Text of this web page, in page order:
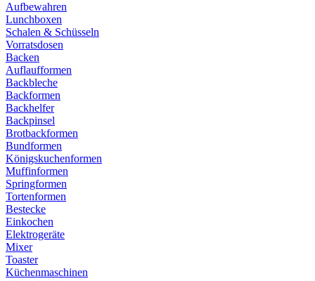
Aufbewahren
Lunchboxen
Schalen & Schüsseln
Vorratsdosen
Backen
Auflaufformen
Backbleche
Backformen
Backhelfer
Backpinsel
Brotbackformen
Bundformen
Königskuchenformen
Muffinformen
Springformen
Tortenformen
Bestecke
Einkochen
Elektrogeräte
Mixer
Toaster
Küchenmaschinen